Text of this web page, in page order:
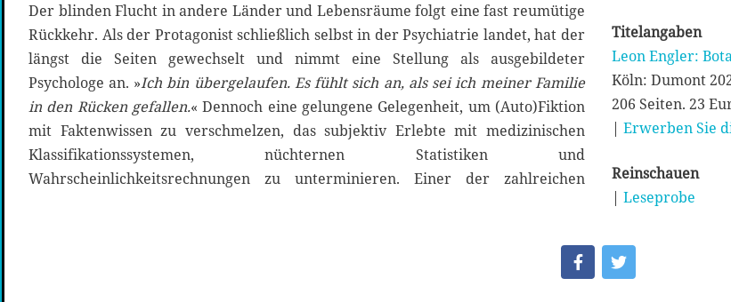
Der blinden Flucht in andere Länder und Lebensräume folgt eine fast reumütige
Rückkehr. Als der Protagonist schließlich selbst in der Psychiatrie landet, hat der
längst die Seiten gewechselt und nimmt eine Stellung als ausgebildeter
Psychologe an. »Ich bin übergelaufen. Es fühlt sich an, als sei ich meiner Familie
in den Rücken gefallen.« Dennoch eine gelungene Gelegenheit, um (Auto)Fiktion
mit Faktenwissen zu verschmelzen, das subjektiv Erlebte mit medizinischen
Klassifikationssystemen, nüchternen Statistiken und
Wahrscheinlichkeitsrechnungen zu unterminieren. Einer der zahlreichen
Titelangaben
Leon Engler:
Köln: Dumont
206 Seiten. 23
| Erwerben Sie
Reinschauen
| Leseprobe